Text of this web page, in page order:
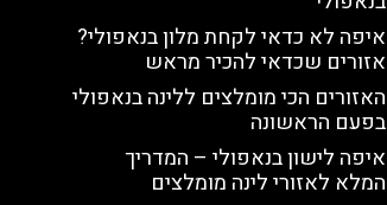
איפה לא כדאי לקחת מלון בנאפולי?
אזורים שכדאי להכיר מראש
האזורים הכי מומלצים ללינה בנאפולי
בפעם הראשונה
איפה לישון בנאפולי – המדריך
המלא לאזורי לינה מומלצים